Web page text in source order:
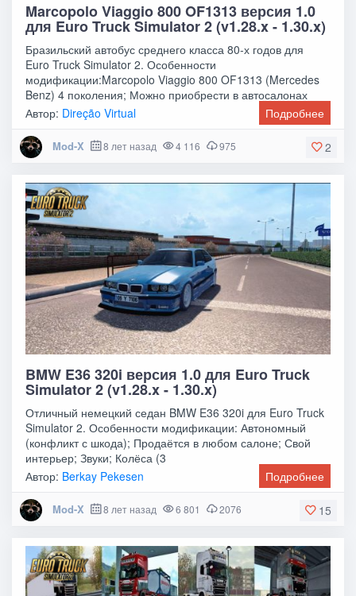
Marcopolo Viaggio 800 OF1313 версия 1.0
для Euro Truck Simulator 2 (v1.28.x - 1.30.x)
Бразильский автобус среднего класса 80-х годов для
Euro Truck Simulator 2. Особенности
модификации:Marcopolo Viaggio 800 OF1313 (Mercedes
Benz) 4 поколения; Можно приобрести в автосалонах
Автор: Direção Virtual Подробнее
2
Mod-X 8 лет назад 4 116 975
BMW E36 320i версия 1.0 для Euro Truck
Simulator 2 (v1.28.x - 1.30.x)
Отличный немецкий седан BMW E36 320i для Euro Truck
Simulator 2. Особенности модификации: Автономный
(конфликт с шкода); Продаётся в любом салоне; Свой
интерьер; Звуки; Колёса (3
Автор: Berkay Pekesen Подробнее
15
Mod-X 8 лет назад 6 801 2076